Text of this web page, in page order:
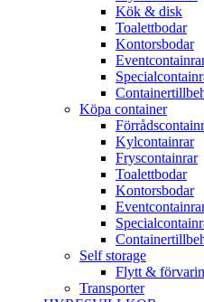
Kök & disk
Toalettbodar
Kontorsbodar
Köpa container
Kylcontainrar
Fryscontainrar
Toalettbodar
Kontorsbodar
Self storage
Flytt &
Transporter